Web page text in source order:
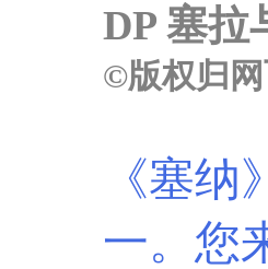
DP 塞拉
©版权归
《塞
一。您